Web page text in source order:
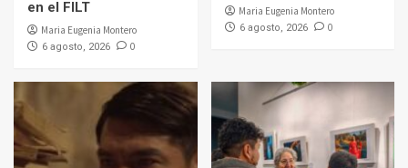
en el FILT
Maria Eugenia Montero
6 agosto, 2026 0
Maria Eugenia Montero
6 agosto, 2026 0